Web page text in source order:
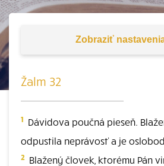
Zobraziť
Žalm 32
1 Dávidova poučná pieseň.
odpustila neprávosť a je
2 Blažený človek, ktorému Pán